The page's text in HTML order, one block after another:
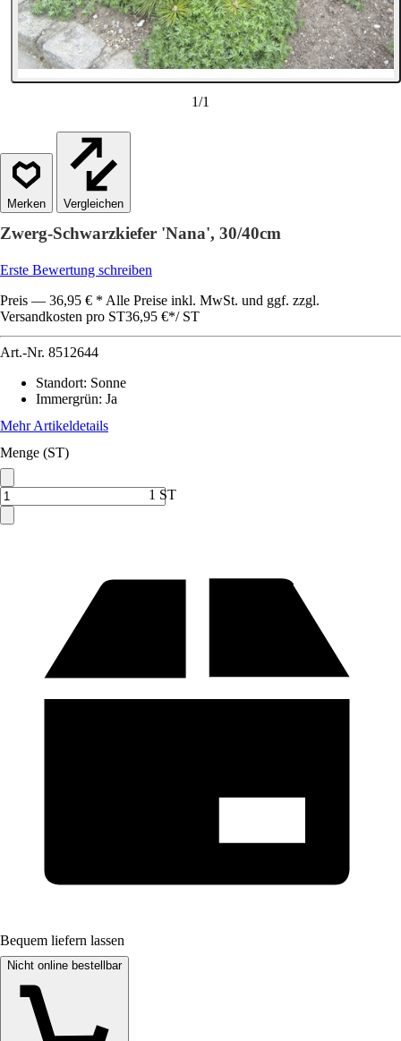
1/1
Vergleichen
Zwerg-Schwarzkiefer 'Nana', 30/40cm
Erste Bewertung schreiben
Preis — 36,95 € * Alle Preise inkl. MwSt. und ggf. zzgl.
Versandkosten pro ST36,95 €*/ ST
Art.-Nr. 8512644
Standort: Sonne
Immergrün: Ja
Mehr Artikeldetails
Menge (ST)
1 ST
Bequem liefern lassen
Nicht online bestellbar